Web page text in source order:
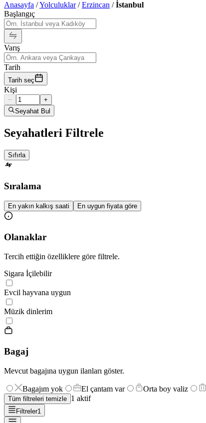
Anasayfa /Yolculuklar/Erzincan /İstanbul
Başlangıç
Varış
Tarih
Tarih seç
Kişi
−
+
Seyahat Bul
Seyahatleri Filtrele
Sıfırla
Sıralama
En yakın kalkış saati En uygun fiyata göre
Olanaklar
Tercih ettiğin özelliklere göre filtrele.
Sigara İçilebilir
Evcil hayvana uygun
Müzik dinlerim
Bagaj
Mevcut bagajına uygun ilanları göster.
Bagajım yok El çantam var Orta boy valiz
Tüm filtreleri temizle 1 aktif
Filtreler1